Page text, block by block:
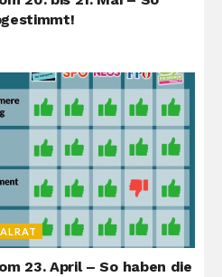
23. April – So haben die